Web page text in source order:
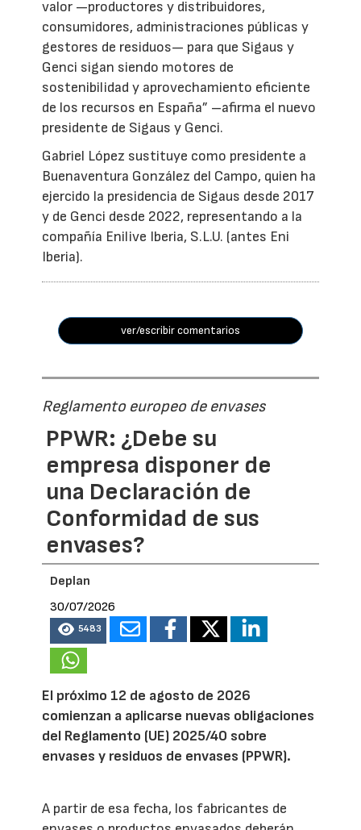
valor —productores y distribuidores,
consumidores, administraciones públicas y
gestores de residuos— para que Sigaus y
Genci sigan siendo motores de
sostenibilidad y aprovechamiento eficiente
de los recursos en España” –afirma el nuevo
presidente de Sigaus y Genci.
Gabriel López sustituye como presidente a
Buenaventura González del Campo, quien ha
ejercido la presidencia de Sigaus desde 2017
y de Genci desde 2022, representando a la
compañía Enilive Iberia, S.L.U. (antes Eni
Iberia).
ver/escribir comentarios
Reglamento europeo de envases
PPWR: ¿Debe su
empresa disponer de
una Declaración de
Conformidad de sus
envases?
Deplan
30/07/2026
5483
El próximo 12 de agosto de 2026
comienzan a aplicarse nuevas obligaciones
del Reglamento (UE) 2025/40 sobre
envases y residuos de envases (PPWR).
A partir de esa fecha, los fabricantes de